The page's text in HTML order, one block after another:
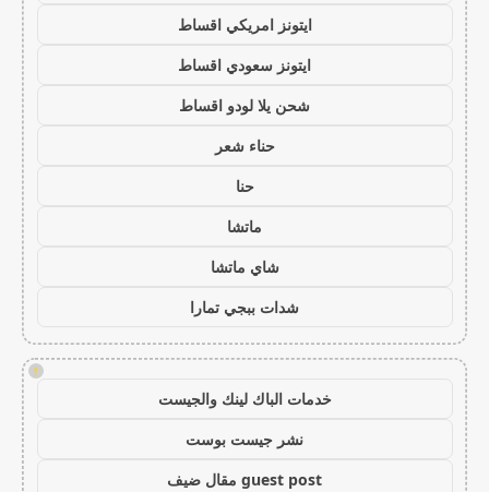
ايتونز امريكي اقساط
ايتونز سعودي اقساط
شحن يلا لودو اقساط
حناء شعر
حنا
ماتشا
شاي ماتشا
شدات ببجي تمارا
!
خدمات الباك لينك والجيست
نشر جيست بوست
guest post مقال ضيف